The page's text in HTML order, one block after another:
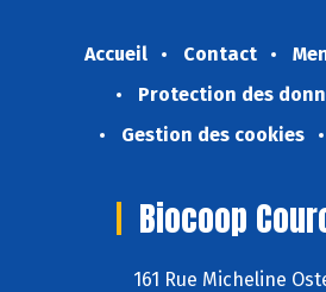
Accueil Contact
Protection des
Gestion des cookies
Biocoop
161 Rue Micheline